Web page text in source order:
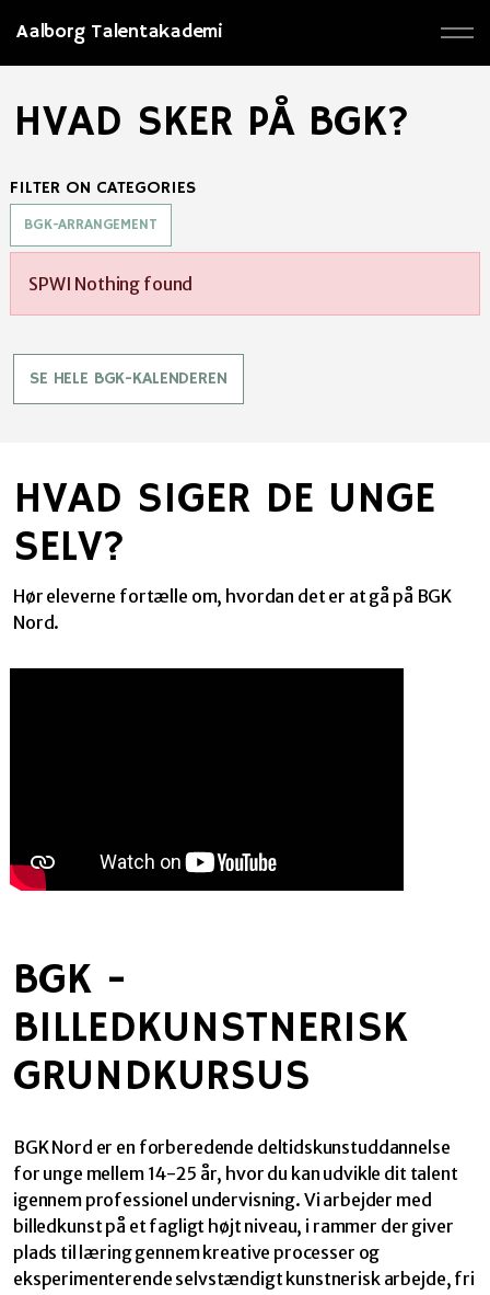
Aalborg Talentakademi
HVAD SKER PÅ BGK?
FILTER ON CATEGORIES
BGK-ARRANGEMENT
SPWI Nothing found
SE HELE BGK-KALENDEREN
HVAD SIGER DE UNGE
SELV?
Hør eleverne fortælle om, hvordan det er at gå på BGK
Nord.
BGK -
BILLEDKUNSTNERISK
GRUNDKURSUS
BGK Nord er en forberedende deltidskunstuddannelse
for unge mellem 14-25 år, hvor du kan udvikle dit talent
igennem professionel undervisning. Vi arbejder med
billedkunst på et fagligt højt niveau, i rammer der giver
plads til læring gennem kreative processer og
eksperimenterende selvstændigt kunstnerisk arbejde, fri